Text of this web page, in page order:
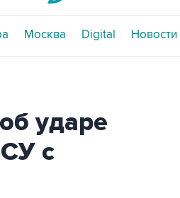
Москва Digital Новости
ударе
с